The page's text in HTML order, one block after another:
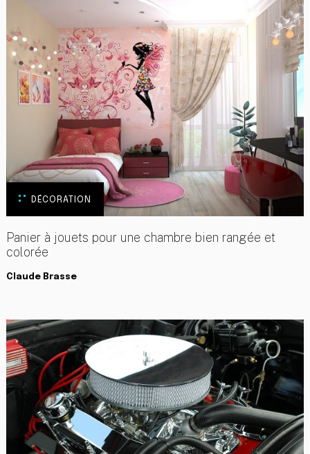
DÉCORATION
Panier à jouets pour une chambre bien rangée et
colorée
Claude Brasse